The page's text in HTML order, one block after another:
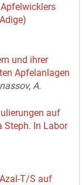
und ihrer
Apfelanlagen
A.
auf
Steph. In Labor
T/S auf